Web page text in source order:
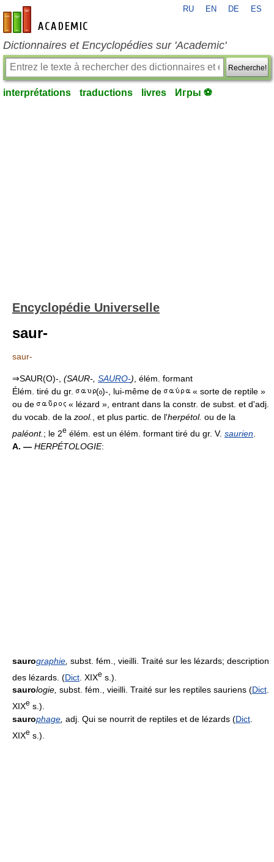
fr-academic.com
RU EN DE ES
Dictionnaires et Encyclopédies sur 'Academic'
Recherche!
interprétations traductions livres Игры ⚽
Encyclopédie Universelle
saur-
saur-
⇒SAUR(O)-, (SAUR-, SAURO-) , élém. formant
Élém. tiré du gr.
( )-, lui-même de
« sorte de reptile »
ou de
« lézard », entrant dans la constr. de subst. et d'adj.
du vocab. de la zool. , et plus partic. de l'herpétol. ou de la
paléont. ; le 2e élém. est un élém. formant tiré du gr. V. saurien
A. — HERPÉTOLOGIE:
saurographie subst. fém., vieilli. Traité sur les lézards; description
des lézards. (Dict . XIXe s.).
saurologie, subst. fém., vieilli. Traité sur les reptiles sauriens (Dict.
XIXe s.).
saurophage adj. Qui se nourrit de reptiles et de lézards (Dict
XIXe s.).